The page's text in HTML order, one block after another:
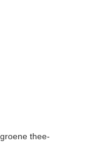
thee-